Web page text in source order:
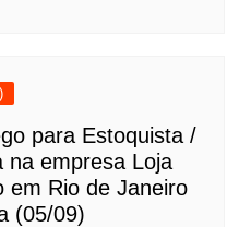
para Estoquista /
na empresa Loja
em Rio de Janeiro
(05/09)